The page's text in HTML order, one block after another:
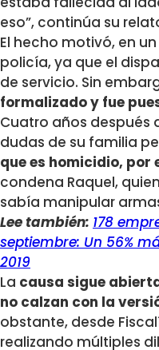
eso”, continúa su
El hecho motivó, en
policía, ya que el
de servicio. Sin
formalizado y fue
Cuatro años después
dudas de su familia
que es homicidio,
condena Raquel,
sabía manipular
Lee también: 178
septiembre: Un 56%
2019
La causa sigue
no calzan con la
obstante, desde
realizando múltiples